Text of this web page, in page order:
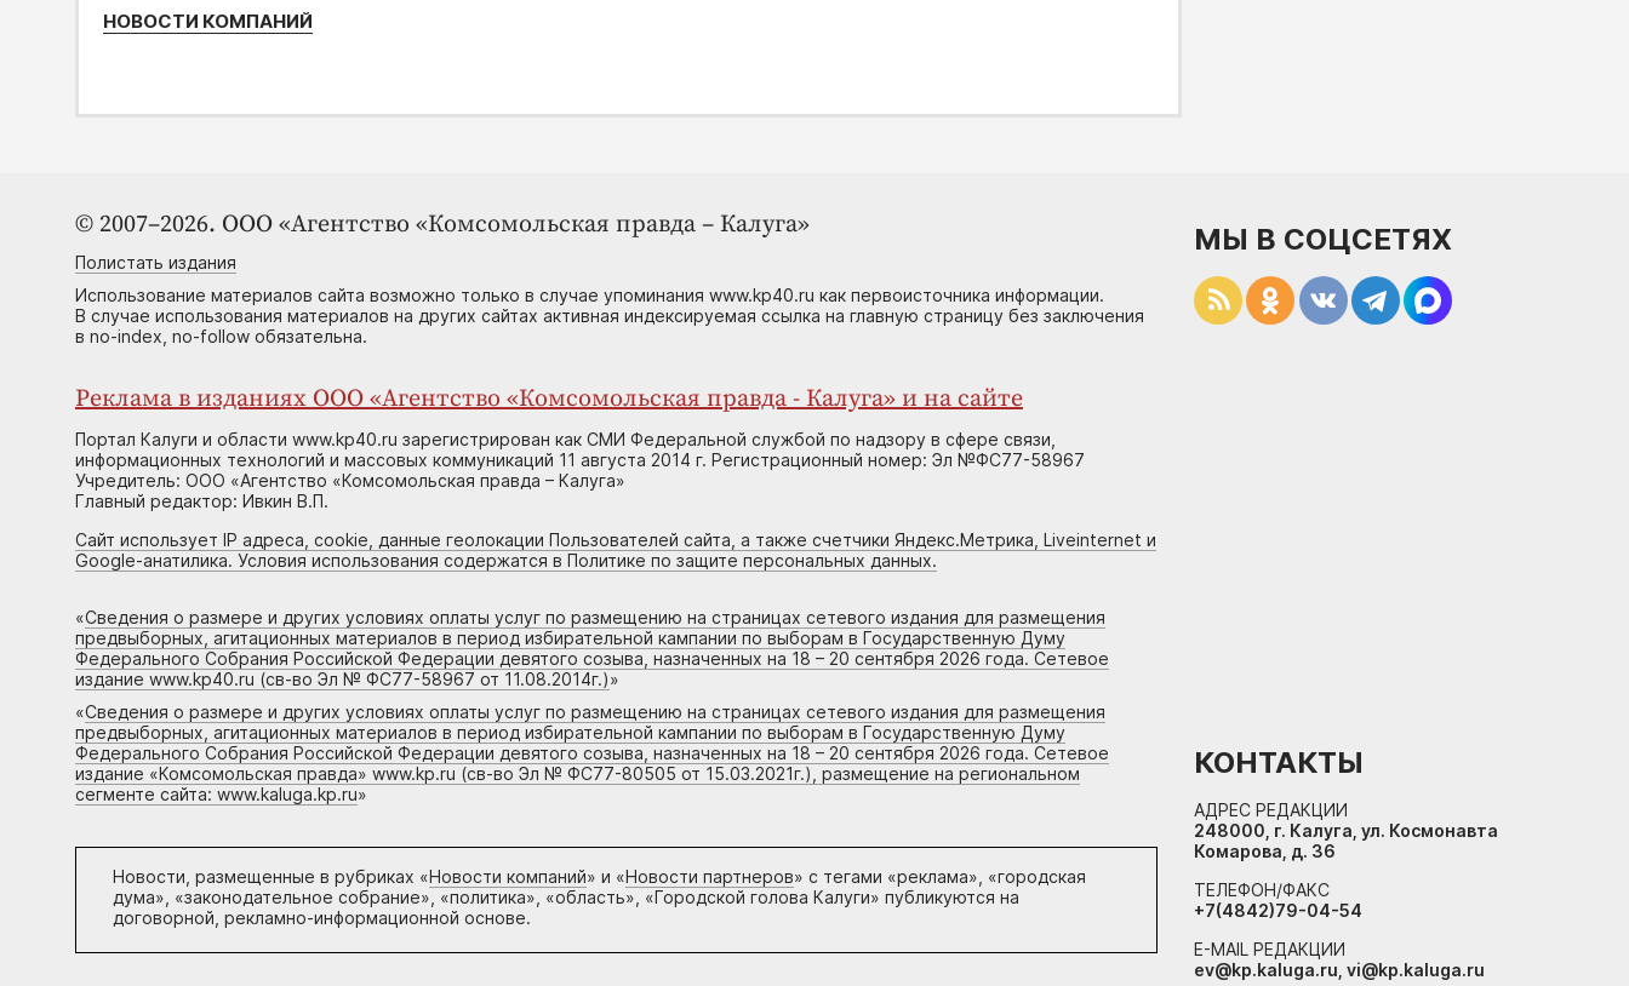
НОВОСТИ КОМПАНИЙ
© 2007–2026. ООО «Агентство «Комсомольская правда – Калуга»
Полистать издания
Использование материалов сайта возможно только в случае упоминания www.kp40.ru как первоисточника информации.
В случае использования материалов на других сайтах активная индексируемая ссылка на главную страницу без заключения
в no-index, no-follow обязательна.
Реклама в изданиях ООО «Агентство «Комсомольская правда - Калуга» и на сайте
Портал Калуги и области www.kp40.ru зарегистрирован как СМИ Федеральной службой по надзору в сфере связи,
информационных технологий и массовых коммуникаций 11 августа 2014 г. Регистрационный номер: Эл №ФС77-58967
Учредитель: ООО «Агентство «Комсомольская правда – Калуга»
Главный редактор: Ивкин В.П.
Сайт использует IP адреса, cookie, данные геолокации Пользователей сайта, а также счетчики Яндекс.Метрика, Liveinternet и
Google-анатилика. Условия использования содержатся в Политике по защите персональных данных.
«Сведения о размере и других условиях оплаты услуг по размещению на страницах сетевого издания для размещения
предвыборных, агитационных материалов в период избирательной кампании по выборам в Государственную Думу
Федерального Собрания Российской Федерации девятого созыва, назначенных на 18 – 20 сентября 2026 года. Сетевое
издание www.kp40.ru (св-во Эл № ФС77-58967 от 11.08.2014г.)»
«Сведения о размере и других условиях оплаты услуг по размещению на страницах сетевого издания для размещения
предвыборных, агитационных материалов в период избирательной кампании по выборам в Государственную Думу
Федерального Собрания Российской Федерации девятого созыва, назначенных на 18 – 20 сентября 2026 года. Сетевое
издание «Комсомольская правда» www.kp.ru (св-во Эл № ФС77-80505 от 15.03.2021г.), размещение на региональном
сегменте сайта: www.kaluga.kp.ru»
Новости, размещенные в рубриках «Новости компаний» и «Новости партнеров» с тегами «реклама», «городская
дума», «законодательное собрание», «политика», «область», «Городской голова Калуги» публикуются на
договорной, рекламно-информационной основе.
МЫ В СОЦСЕТЯХ
КОНТАКТЫ
АДРЕС РЕДАКЦИИ
248000, г. Калуга, ул. Космонавта
Комарова, д. 36
ТЕЛЕФОН/ФАКС
+7(4842)79-04-54
E-MAIL РЕДАКЦИИ
ev@kp.kaluga.ru, vi@kp.kaluga.ru